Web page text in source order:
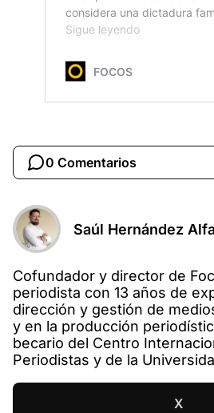
0 Comentarios
Saúl Hernández
Cofundador y director de
periodista con 13 años de
dirección y gestión de
y en la producción
becario del Centro
Periodistas y de la
X